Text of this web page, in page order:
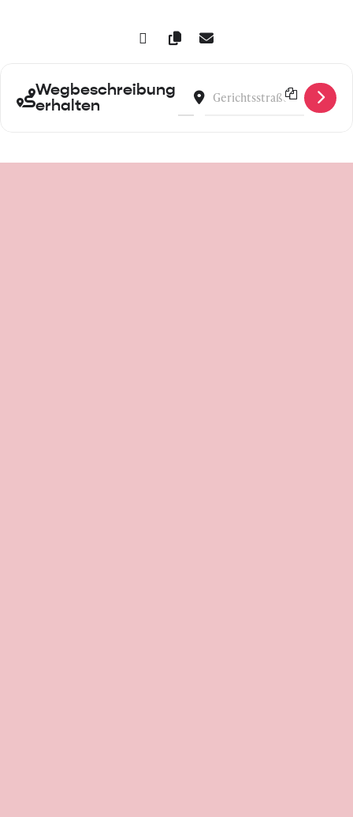
Wegbeschreibung
erhalten
Address - Power Your Pitch!
Destination Address -